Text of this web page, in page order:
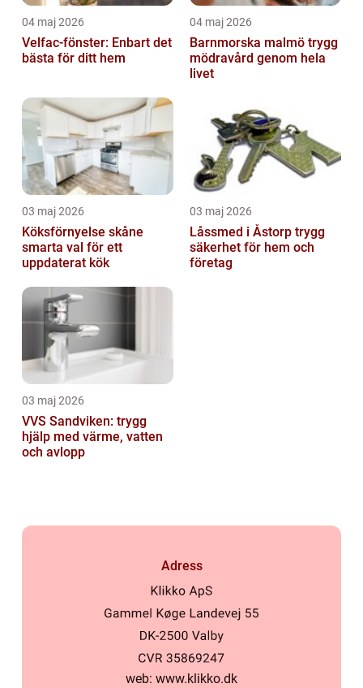
04 maj 2026
Velfac-fönster: Enbart det
bästa för ditt hem
04 maj 2026
Barnmorska malmö trygg
mödravård genom hela
livet
03 maj 2026
Köksförnyelse skåne
smarta val för ett
uppdaterat kök
03 maj 2026
Låssmed i Åstorp trygg
säkerhet för hem och
företag
03 maj 2026
VVS Sandviken: trygg
hjälp med värme, vatten
och avlopp
Adress
web: www.klikko.dk